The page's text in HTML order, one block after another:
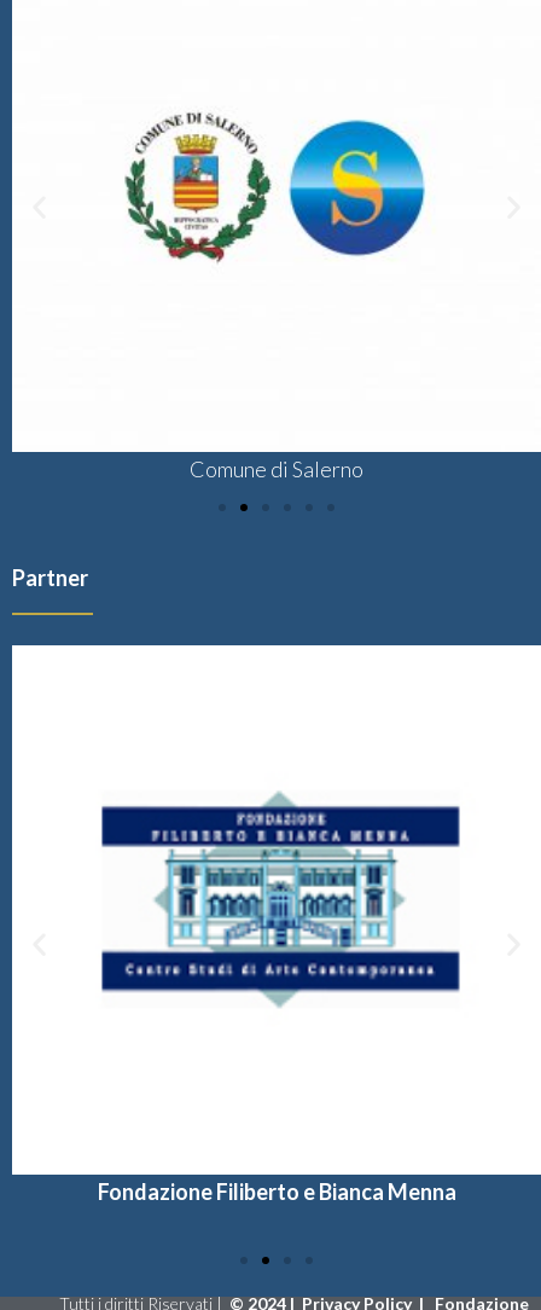
Comune di Salerno
Partner
Fondazione Filiberto e Bianca Menna
Tutti i diritti Riservati |©2024 |Privacy Policy|Fondazione